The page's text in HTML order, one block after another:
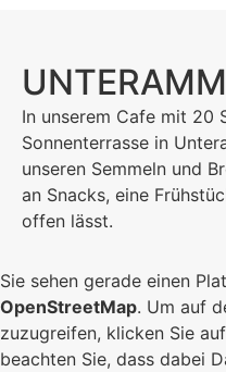
In unserem Cafe mit 20
Sonnenterrasse in
unseren Semmeln und
an Snacks, eine
offen lässt.
Sie sehen gerade einen
OpenStreetMap. Um auf
zuzugreifen, klicken Sie
beachten Sie, dass dabei